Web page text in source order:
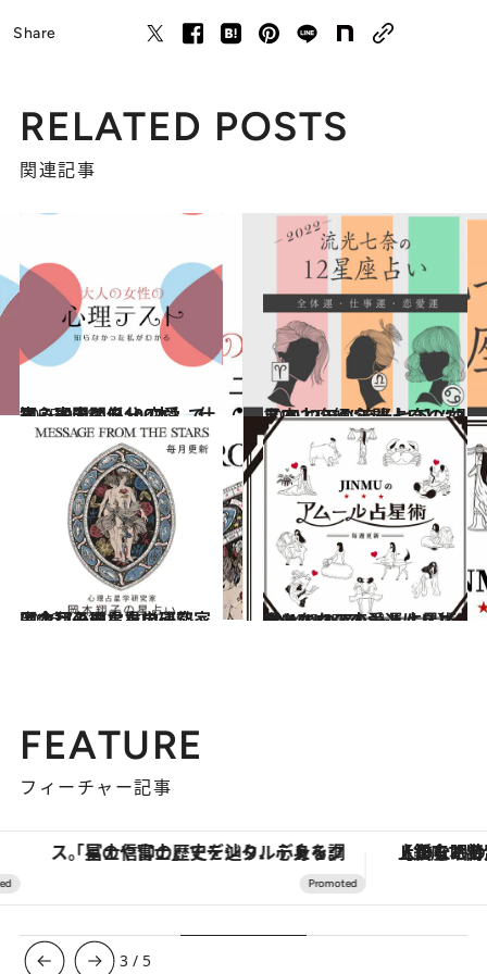
Share
RELATED POSTS
関連記事
2025.9.28
【心理テスト100本】で知る本当の自分 恋愛、仕事、人間関係…
占い 2021.12.15
【2022年の年間占い】“視える占い師”流光七奈の12星座占い
占い
2026.7.31
【今月のあなたの運勢は？】心理占星学研究家 岡本翔子の星占い
占い 2024.6.15
【あなたの恋愛運は？】JINMUのアムール占星術 愛とエロスのジンムリズム
占い
FEATURE
フィーチャー記事
「星のや富士」でデジタルデトックス。冨士信仰の歴史を辿り、心身を調える。 【銀座で出合う最旬美容】美髪ケアや上質
3 / 5